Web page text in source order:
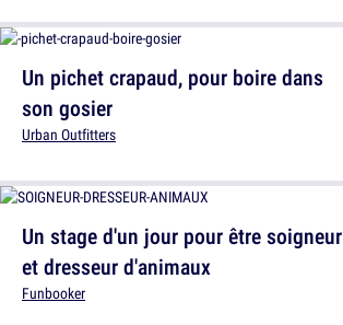
Un stage d'un jour pour être soigneur
et dresseur d'animaux
Funbooker
Un pichet crapaud, pour boire dans
son gosier
Urban Outfitters